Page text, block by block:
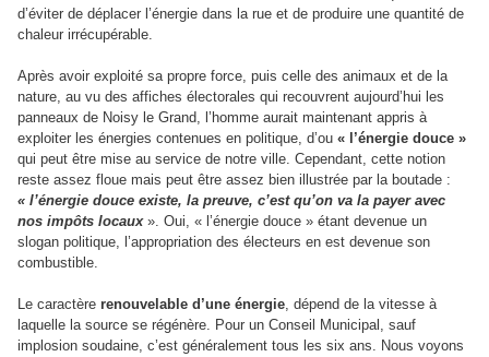
d’éviter de déplacer l’énergie dans la rue et de produire une quantité de
chaleur irrécupérable.
Après avoir exploité sa propre force, puis celle des animaux et de la
nature, au vu des affiches électorales qui recouvrent aujourd’hui les
panneaux de Noisy le Grand, l’homme aurait maintenant appris à
exploiter les énergies contenues en politique, d’ou « l’énergie douce »
qui peut être mise au service de notre ville. Cependant, cette notion
reste assez floue mais peut être assez bien illustrée par la boutade :
« l’énergie douce existe, la preuve, c’est qu’on va la payer avec
nos impôts locaux». Oui, « l’énergie douce » étant devenue un
slogan politique, l’appropriation des électeurs en est devenue son
combustible.
Le caractère renouvelable d’une énergie, dépend de la vitesse à
laquelle la source se régénère. Pour un Conseil Municipal, sauf
implosion soudaine, c’est généralement tous les six ans. Nous voyons